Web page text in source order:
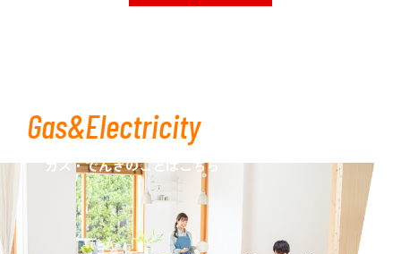
Gas&Electricity
ガス・でんきのことはこちら